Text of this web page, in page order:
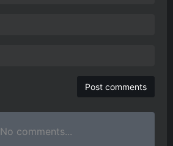
No comments...